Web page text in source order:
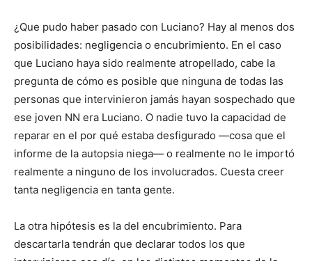
¿Que pudo haber pasado con Luciano? Hay al menos dos
posibilidades: negligencia o encubrimiento. En el caso
que Luciano haya sido realmente atropellado, cabe la
pregunta de cómo es posible que ninguna de todas las
personas que intervinieron jamás hayan sospechado que
ese joven NN era Luciano. O nadie tuvo la capacidad de
reparar en el por qué estaba desfigurado —cosa que el
informe de la autopsia niega— o realmente no le importó
realmente a ninguno de los involucrados. Cuesta creer
tanta negligencia en tanta gente.
La otra hipótesis es la del encubrimiento. Para
descartarla tendrán que declarar todos los que